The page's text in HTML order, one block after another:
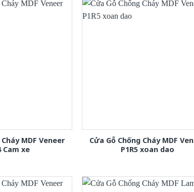
MDF Veneer
Cam xe
Cửa Gỗ Chống Cháy MDF
P1R5 xoan dao